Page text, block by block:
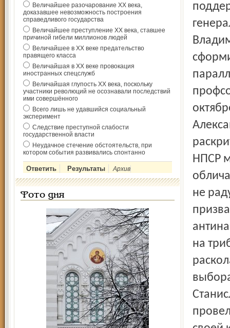
Величайшее разочарование ХХ века,
доказавшее невозможность построения
справедливого государства
Величайшее преступление ХХ века, ставшее
причиной гибели миллионов людей
Величайшее в ХХ веке предательство
правящего класса
Величайшая в ХХ веке провокация
иностранных спецслужб
Величайшая глупость ХХ века, поскольку
участники революций не осознавали последствий
ими совершённого
Всего лишь не удавшийся социальный
эксперимент
Следствие преступной слабости
государственной власти
Неудачное стечение обстоятельств, при
котором события развивались спонтанно
Архив
Фото дня
НПСР
не
на